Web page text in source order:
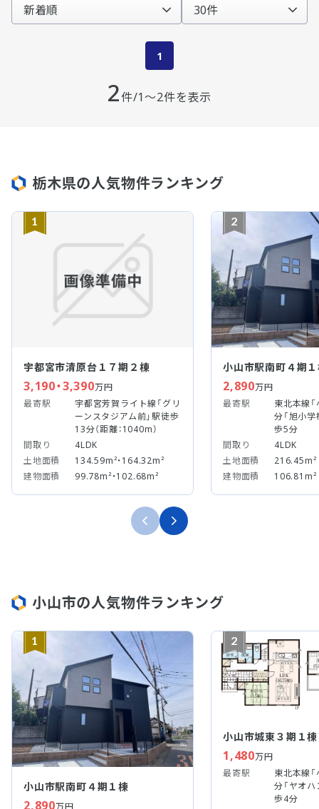
2件/1～2件を表示
1
栃木県の人気物件ランキング
1
宇都宮市清原台１７期２棟
3,190・3,390万円
最寄駅
宇都宮芳賀ライト線「グリ
ーンスタジアム前」駅徒歩
13分（距離：1040m）
間取り
4LDK
土地面積
134.59m²・164.32m²
建物面積
99.78m²・102.68m²
2
小山市駅南町４期
2,890万円
最寄駅
東北本線
分「旭小
歩5分
間取り
4LDK
土地面積
216.45m²
建物面積
106.81m²
小山市の人気物件ランキング
1
小山市駅南町４期１棟
2,890万円
2
小山市城東３期１棟
1,480万円
最寄駅
東北本線
分「ヤオ
歩4分